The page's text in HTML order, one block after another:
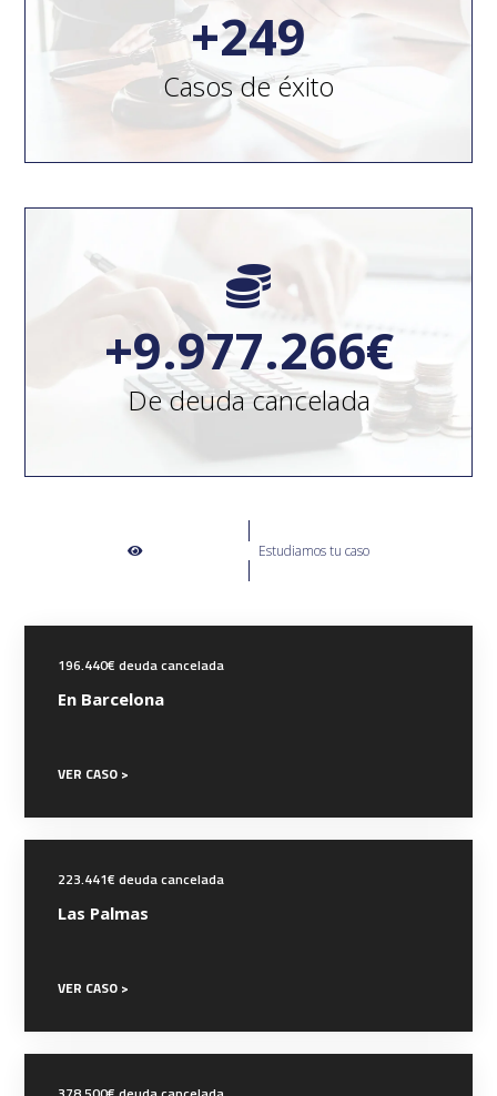
+250250
Casos de éxito
+10.000.000€
De deuda cancelada
Estudiamos tu caso
196.440€ deuda cancelada
En Barcelona
VER CASO >
223.441€ deuda cancelada
Las Palmas
VER CASO >